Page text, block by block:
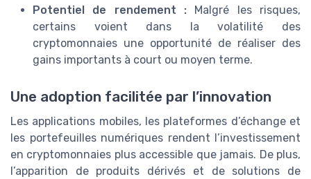
Potentiel de rendement : Malgré les risques,
certains voient dans la volatilité des
cryptomonnaies une opportunité de réaliser des
gains importants à court ou moyen terme.
Une adoption facilitée par l’innovation
Les applications mobiles, les plateformes d’échange et
les portefeuilles numériques rendent l’investissement
en cryptomonnaies plus accessible que jamais. De plus,
l’apparition de produits dérivés et de solutions de